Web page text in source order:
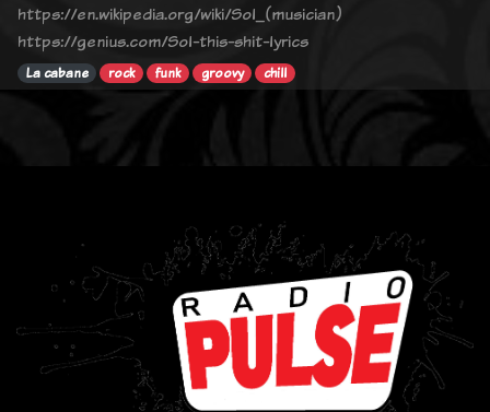
https://en.wikipedia.org/wiki/Sol_(musician)
https://genius.com/Sol-this-shit-lyrics
La cabane rock funk groovy chill